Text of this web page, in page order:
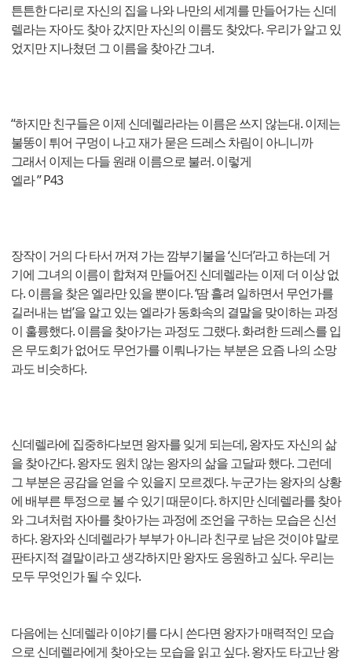
튼튼한 다리로 자신의 집을 나와 나만의 세계를 만들어가는 신데
렐라는 자아도 찾아 갔지만 자신의 이름도 찾았다. 우리가 알고 있
었지만 지나쳤던 그 이름을 찾아간 그녀.
“하지만 친구들은 이제 신데렐라라는 이름은 쓰지 않는대. 이제는
불똥이 튀어 구멍이 나고 재가 묻은 드레스 차림이 아니니까
그래서 이제는 다들 원래 이름으로 불러. 이렇게
엘라 ” P43
장작이 거의 다 타서 꺼져 가는 깜부기불을 ‘신더’라고 하는데 거
기에 그녀의 이름이 합쳐져 만들어진 신데렐라는 이제 더 이상 없
다. 이름을 찾은 엘라만 있을 뿐이다. ‘땀 흘려 일하면서 무언가를
길러내는 법’을 알고 있는 엘라가 동화속의 결말을 맞이하는 과정
이 훌륭했다. 이름을 찾아가는 과정도 그랬다. 화려한 드레스를 입
은 무도회가 없어도 무언가를 이뤄나가는 부분은 요즘 나의 소망
과도 비슷하다.
신데렐라에 집중하다보면 왕자를 잊게 되는데, 왕자도 자신의 삶
을 찾아간다. 왕자도 원치 않는 왕자의 삶을 고달파 했다. 그런데
그 부분은 공감을 얻을 수 있을지 모르겠다. 누군가는 왕자의 상황
에 배부른 투정으로 볼 수 있기 때문이다. 하지만 신데렐라를 찾아
와 그녀처럼 자아를 찾아가는 과정에 조언을 구하는 모습은 신선
하다. 왕자와 신데렐라가 부부가 아니라 친구로 남은 것이야 말로
판타지적 결말이라고 생각하지만 왕자도 응원하고 싶다. 우리는
모두 무엇인가 될 수 있다.
다음에는 신데렐라 이야기를 다시 쓴다면 왕자가 매력적인 모습
으로 신데렐라에게 찾아오는 모습을 읽고 싶다. 왕자도 타고난 왕